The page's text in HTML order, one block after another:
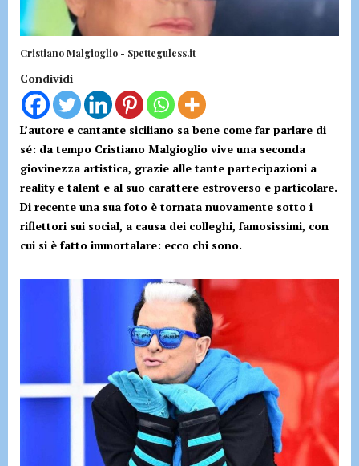
Cristiano Malgioglio - Spetteguless.it
Condividi
L’autore e cantante siciliano sa bene come far parlare di
sé: da tempo Cristiano Malgioglio vive una seconda
giovinezza artistica, grazie alle tante partecipazioni a
reality e talent e al suo carattere estroverso e particolare.
Di recente una sua foto è tornata nuovamente sotto i
riflettori sui social, a causa dei colleghi, famosissimi, con
cui si è fatto immortalare: ecco chi sono.